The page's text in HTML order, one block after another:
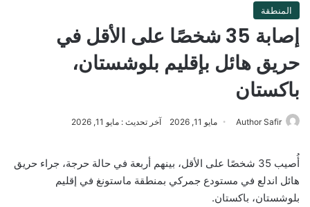
المنطقة
إصابة 35 شخصًا على الأقل في
حريق هائل بإقليم بلوشستان،
باكستان
Author Safir مايو 11, 2026 آخر تحديث : مايو 11, 2026
أُصيب 35 شخصًا على الأقل، بينهم أربعة في حالة حرجة، جراء حريق
هائل اندلع في مستودع جمركي بمنطقة ماستونغ في إقليم
بلوشستان، باكستان.